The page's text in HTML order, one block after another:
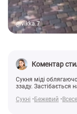
@vikka.7
Коментар
Сукня міді
ззаду. Застібається
Сукні
Бежевий